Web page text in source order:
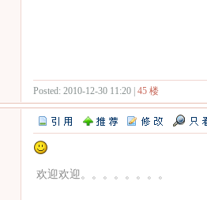
Posted: 2010-12-30 11:20 | 45 楼
欢迎欢迎。。。。。。。。